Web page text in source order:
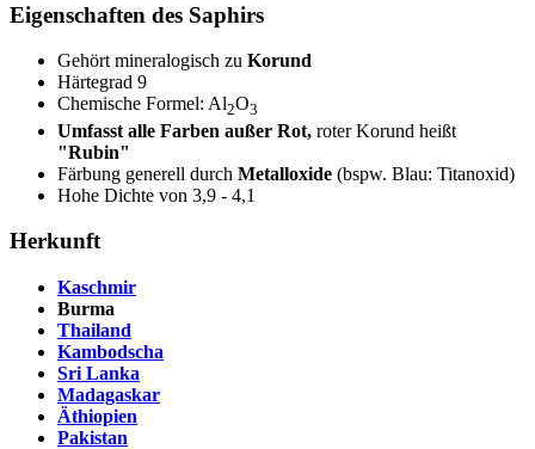
Eigenschaften des Saphirs
Gehört mineralogisch zu Korund
Härtegrad 9
Chemische Formel: Al2O3
Umfasst alle Farben außer Rot, roter Korund heißt
"Rubin"
Färbung generell durch Metalloxide (bspw. Blau: Titanoxid)
Hohe Dichte von 3,9 - 4,1
Herkunft
Kaschmir
Burma
Thailand
Kambodscha
Sri Lanka
Madagaskar
Äthiopien
Pakistan